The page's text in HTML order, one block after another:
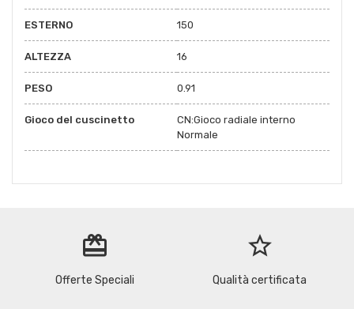
ESTERNO 150
ALTEZZA 16
PESO 0.91
Gioco del cuscinetto
CN:Gioco radiale interno
Normale
redeem
Offerte Speciali
star_border
Qualità certificata